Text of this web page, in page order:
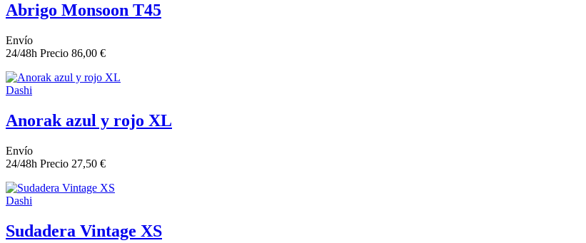
Abrigo Monsoon T45
Envío
24/48h Precio 86,00 €
Dashi
Anorak azul y rojo XL
Envío
24/48h Precio 27,50 €
Dashi
Sudadera Vintage XS